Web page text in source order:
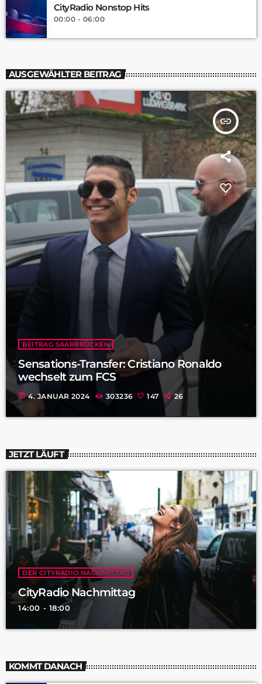
CityRadio Nonstop Hits
00:00 - 06:00
AUSGEWÄHLTER BEITRAG
insert_link
BEITRAG SAARBRÜCKEN
Sensations-Transfer: Cristiano Ronaldo
wechselt zum FCS
today 4. JANUAR 2024 303236 147 26
JETZT LÄUFT
DER CITYRADIO NACHMITTAG
CityRadio Nachmittag
14:00 - 18:00
KOMMT DANACH